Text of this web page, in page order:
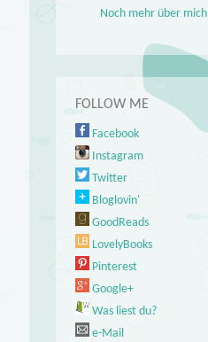
Noch mehr über mich
FOLLOW ME
Facebook
Instagram
Twitter
Bloglovin'
GoodReads
LovelyBooks
Pinterest
Google+
Was liest du?
e-Mail